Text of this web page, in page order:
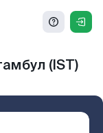
(IST)